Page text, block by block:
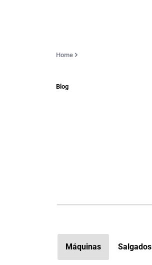
Home
Blog
Máquinas Salgados